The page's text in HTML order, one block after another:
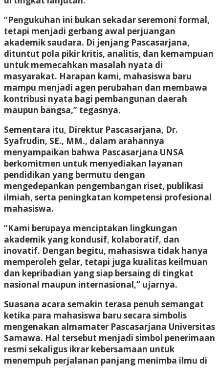
“Pengukuhan ini bukan sekadar seremoni formal,
tetapi menjadi gerbang awal perjuangan
akademik saudara. Di jenjang Pascasarjana,
dituntut pola pikir kritis, analitis, dan kemampuan
untuk memecahkan masalah nyata di
masyarakat. Harapan kami, mahasiswa baru
mampu menjadi agen perubahan dan membawa
kontribusi nyata bagi pembangunan daerah
maupun bangsa,” tegasnya.
Sementara itu, Direktur Pascasarjana, Dr.
Syafrudin, SE., MM., dalam arahannya
menyampaikan bahwa Pascasarjana UNSA
berkomitmen untuk menyediakan layanan
pendidikan yang bermutu dengan
mengedepankan pengembangan riset, publikasi
ilmiah, serta peningkatan kompetensi profesional
mahasiswa.
“Kami berupaya menciptakan lingkungan
akademik yang kondusif, kolaboratif, dan
inovatif. Dengan begitu, mahasiswa tidak hanya
memperoleh gelar, tetapi juga kualitas keilmuan
dan kepribadian yang siap bersaing di tingkat
nasional maupun internasional,” ujarnya.
Suasana acara semakin terasa penuh semangat
ketika para mahasiswa baru secara simbolis
mengenakan almamater Pascasarjana Universitas
Samawa. Hal tersebut menjadi simbol penerimaan
resmi sekaligus ikrar kebersamaan untuk
menempuh perjalanan panjang menimba ilmu di